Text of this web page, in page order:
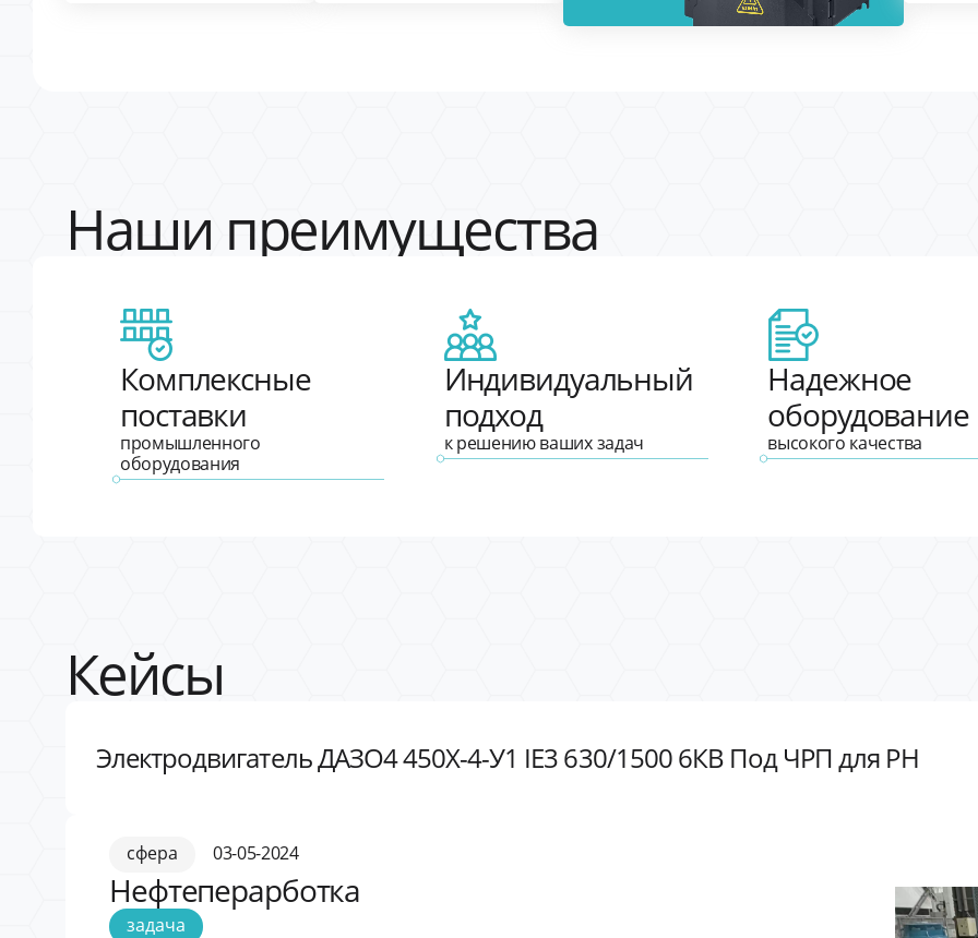
Наши преимущества
Комплексные
поставки
промышленного
оборудования
Индивидуальный
подход
к решению ваших задач
Надежное
оборудование
высокого качества
Кейсы
Электродвигатель ДАЗО4 450Х-4-У1 IE3 630/1500 6КВ Под ЧРП для РН
сфера 03-05-2024
Нефтеперарботка
задача